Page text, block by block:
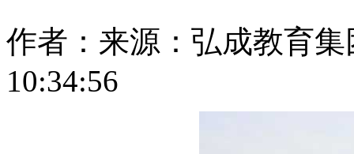
作者： 来源：弘成教育集
10:34:56